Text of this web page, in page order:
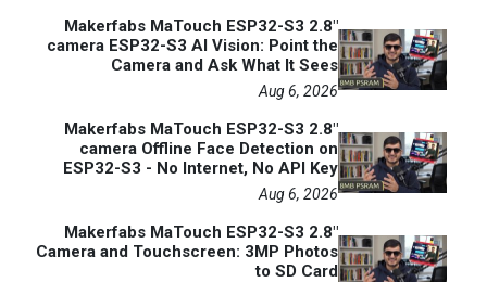
Makerfabs MaTouch ESP32-S3 2.8"
camera ESP32-S3 AI Vision: Point the
Camera and Ask What It Sees
Aug 6, 2026
Makerfabs MaTouch ESP32-S3 2.8"
camera Offline Face Detection on
ESP32-S3 - No Internet, No API Key
Aug 6, 2026
Makerfabs MaTouch ESP32-S3 2.8"
Camera and Touchscreen: 3MP Photos
to SD Card